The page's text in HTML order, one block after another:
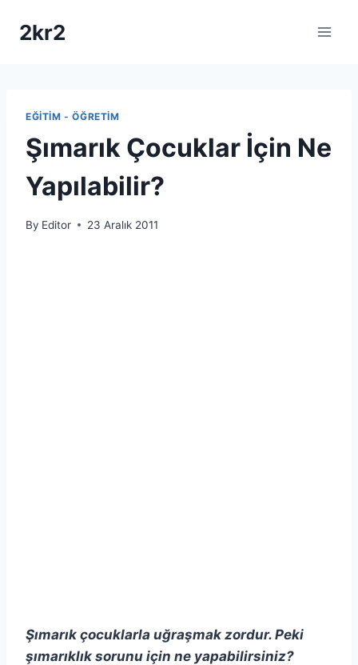
2kr2
EĞITIM - ÖĞRETIM
Şımarık Çocuklar İçin Ne
Yapılabilir?
By Editor 23 Aralık 2011
Şımarık çocuklarla uğraşmak zordur. Peki
şımarıklık sorunu için ne yapabilirsiniz?